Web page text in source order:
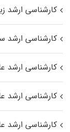
کارشناسی ارشد
کارشناسی ارشد
کارشناسی ارشد
کارشناسی ارشد
کارشناسی ارشد